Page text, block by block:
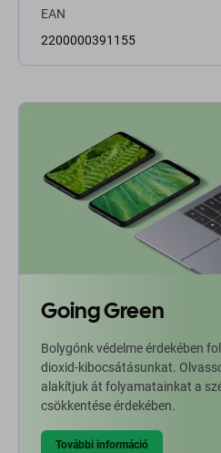
EAN
2200000391155
Going Green
Bolygónk védelme érdekében
dioxid-kibocsátásunkat.
alakítjuk át folyamatainkat a
csökkentése érdekében.
További információ